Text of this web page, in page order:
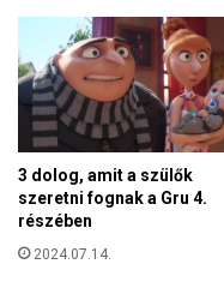
s
?
a
n
,
e
m
e
g
t
3 dolog, amit a szülők
szeretni fognak a Gru 4.
részében
2024.07.14.